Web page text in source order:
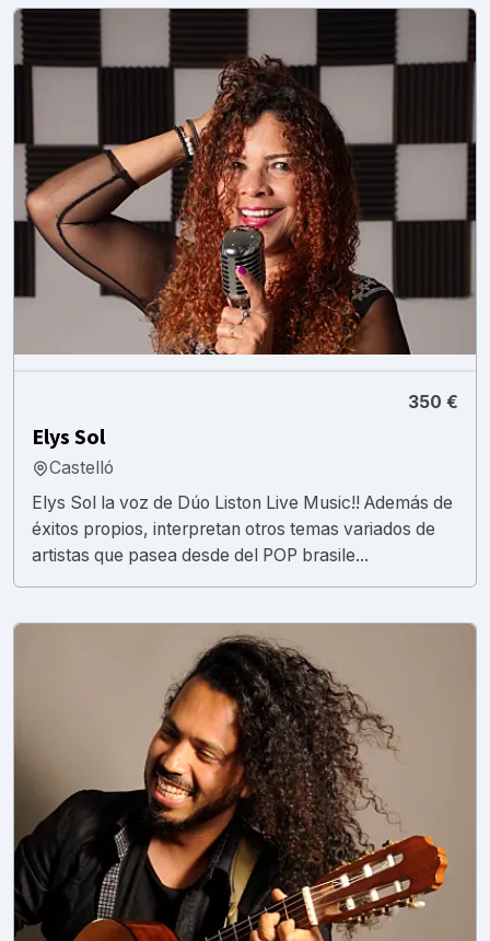
350 €
Elys Sol
Castelló
Elys Sol la voz de Dúo Liston Live Music!! Además de
éxitos propios, interpretan otros temas variados de
artistas que pasea desde del POP brasile...